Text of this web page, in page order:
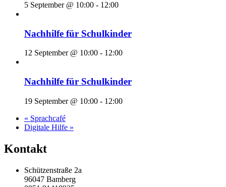
5 September @ 10:00 - 12:00
Nachhilfe für Schulkinder
12 September @ 10:00 - 12:00
Nachhilfe für Schulkinder
19 September @ 10:00 - 12:00
« Sprachcafé
Digitale Hilfe »
Kontakt
Schützenstraße 2a
96047 Bamberg